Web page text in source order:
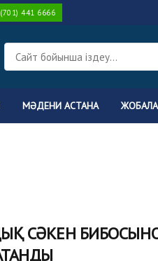
(701) 441 6666
МӘДЕНИ АСТАНА
СӘКЕН